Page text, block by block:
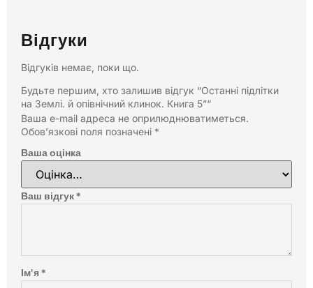
Відгуки
Відгуків немає, поки що.
Будьте першим, хто залишив відгук “Останні підлітки
на Землі. й опівнічний клинок. Книга 5”“
Ваша e-mail адреса не оприлюднюватиметься.
Обов’язкові поля позначені *
Ваша оцінка
Ваш відгук*
Ім'я*